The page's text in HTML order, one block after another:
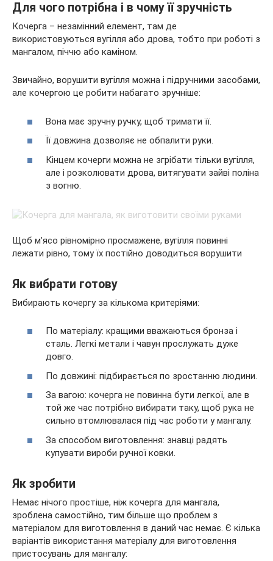
Для чого потрібна і в чому її зручність
Кочерга – незамінний елемент, там де
використовуються вугілля або дрова, тобто при роботі з
мангалом, піччю або каміном.
Звичайно, ворушити вугілля можна і підручними засобами,
але кочергою це робити набагато зручніше:
Вона має зручну ручку, щоб тримати її.
Її довжина дозволяє не обпалити руки.
Кінцем кочерги можна не згрібати тільки вугілля,
але і розколювати дрова, витягувати зайві поліна
з вогню.
Щоб м’ясо рівномірно просмажене, вугілля повинні
лежати рівно, тому їх постійно доводиться ворушити
Як вибрати готову
Вибирають кочергу за кількома критеріями:
По матеріалу: кращими вважаються бронза і
сталь. Легкі метали і чавун прослужать дуже
довго.
По довжині: підбирається по зростанню людини.
За вагою: кочерга не повинна бути легкої, але в
той же час потрібно вибирати таку, щоб рука не
сильно втомлювалася під час роботи у мангалу.
За способом виготовлення: знавці радять
купувати вироби ручної ковки.
Як зробити
Немає нічого простіше, ніж кочерга для мангала,
зроблена самостійно, тим більше що проблем з
матеріалом для виготовлення в даний час немає. Є кілька
варіантів використання матеріалу для виготовлення
пристосувань для мангалу: